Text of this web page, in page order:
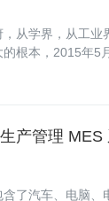
从学界，从工
根本，2015年5
产管理 MES
了汽车、电脑